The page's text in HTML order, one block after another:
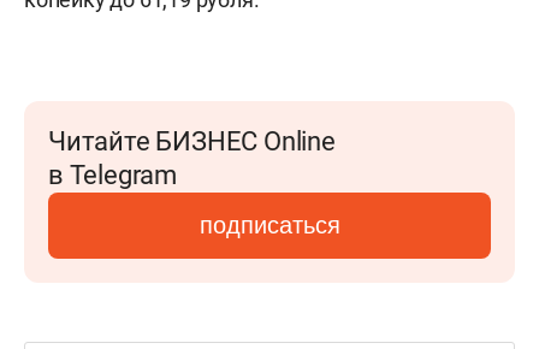
Читайте БИЗНЕС Online
в Telegram
подписаться